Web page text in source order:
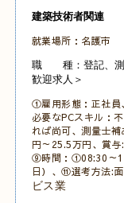
建築技術者関連
就業場所：名護市
職 種：登記、測
歓迎求人＞
①雇用形態：正社
必要なPCスキル：
れば尚可、測量士
円～25.5万円、賞
⑨時間：①08:30～
日）、⑪選考方法:
ビス業